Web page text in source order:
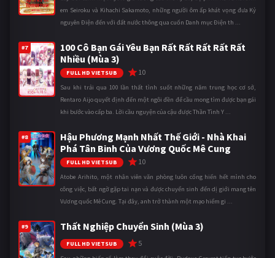
em Seiroku và Kihachi Sakamoto, những người ôm ấp khát vọng đưa Kỷ
nguyên Điện đến với đất nước thông qua cuốn Danh mục Điện th ...
#7
100 Cô Bạn Gái Yêu Bạn Rất Rất Rất Rất Rất
Nhiều (Mùa 3)
FULL HD VIETSUB 10
Sau khi trải qua 100 lần thất tình suốt những năm trung học cơ sở,
Rentaro Aijo quyết định đến một ngôi đền để cầu mong tìm được bạn gái
khi bước vào cấp ba. Lời cầu nguyện của cậu được Thần Tình Y ...
#8
Hậu Phương Mạnh Nhất Thế Giới - Nhà Khai
Phá Tân Binh Của Vương Quốc Mê Cung
FULL HD VIETSUB 10
Atobe Arihito, một nhân viên văn phòng luôn cống hiến hết mình cho
công việc, bất ngờ gặp tai nạn và được chuyển sinh đến dị giới mang tên
Vương quốc Mê Cung. Tại đây, anh trở thành một mạo hiểm gi ...
#9 Thất Nghiệp Chuyển Sinh (Mùa 3)
FULL HD VIETSUB 5